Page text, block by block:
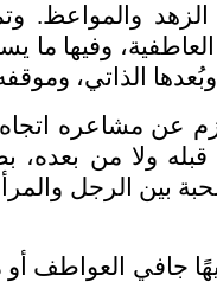
الزهد والمواعظ.
العاطفية، وفيها ما
الذاتي،
عن مشاعره اتجاه
ولا من بعده،
بين الرجل
جافي العواطف أو